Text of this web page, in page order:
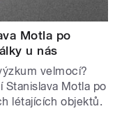
Motla po
u nás
velmocí?
Stanislava Motla po
létajících objektů.